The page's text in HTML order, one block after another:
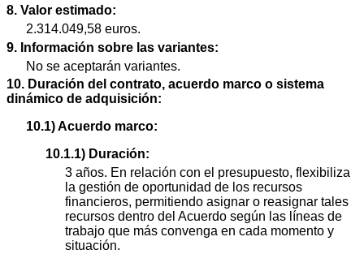
8. Valor estimado:
2.314.049,58 euros.
9. Información sobre las variantes:
No se aceptarán variantes.
10. Duración del contrato, acuerdo marco o sistema
dinámico de adquisición:
10.1) Acuerdo marco:
10.1.1) Duración:
3 años. En relación con el presupuesto, flexibiliza
la gestión de oportunidad de los recursos
financieros, permitiendo asignar o reasignar tales
recursos dentro del Acuerdo según las líneas de
trabajo que más convenga en cada momento y
situación.